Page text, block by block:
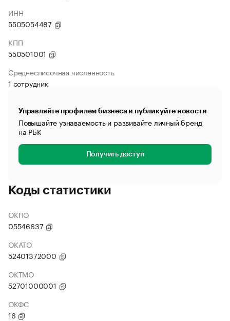
ИНН
5505054487
КПП
550501001
Среднесписочная численность
1 сотрудник
Управляйте профилем бизнеса и публикуйте новости
Повышайте узнаваемость и развивайте личный бренд
на РБК
Получить доступ
Коды статистики
ОКПО
05546637
ОКАТО
52401372000
ОКТМО
52701000001
ОКФС
16